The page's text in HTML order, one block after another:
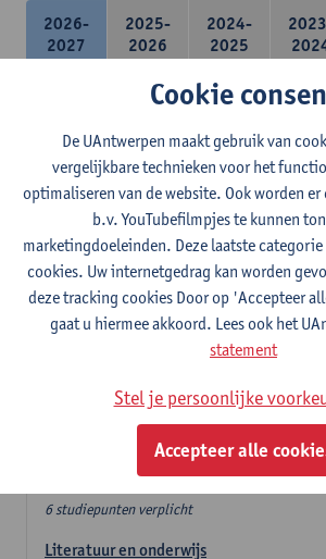
2026-
2027
2025-
2026
2024-
2025
- Optie A : je kiest twee vakdidactieken
- Optie B: je kiest één vakdidactiek en een
In de domeincomponent neem je 60
- 1 verplicht algemeen opleidingsonderdeel
- 24 of 30 studiepunten Nederlands en
studiepunten per deeldomein,
- 24 of 30 studiepunten theater- en
Verplicht algemeen
Deze 6 verplichte studiepunten tellen
domeincomponent van een van de
Verplicht algemeen
6 studiepunten verplicht
Literatuur en onderwijs
Cookie
De UAntwerpen maakt gebruik van
vergelijkbare technieken voor het
optimaliseren van de website. Ook worden
b.v. YouTubefilmpjes te kunnen
marketingdoeleinden. Deze laatste
cookies. Uw internetgedrag kan worden
deze tracking cookies Door op 'Accepteer
gaat u hiermee akkoord. Lees ook het
statement
Stel je persoonlijke
Accepteer alle